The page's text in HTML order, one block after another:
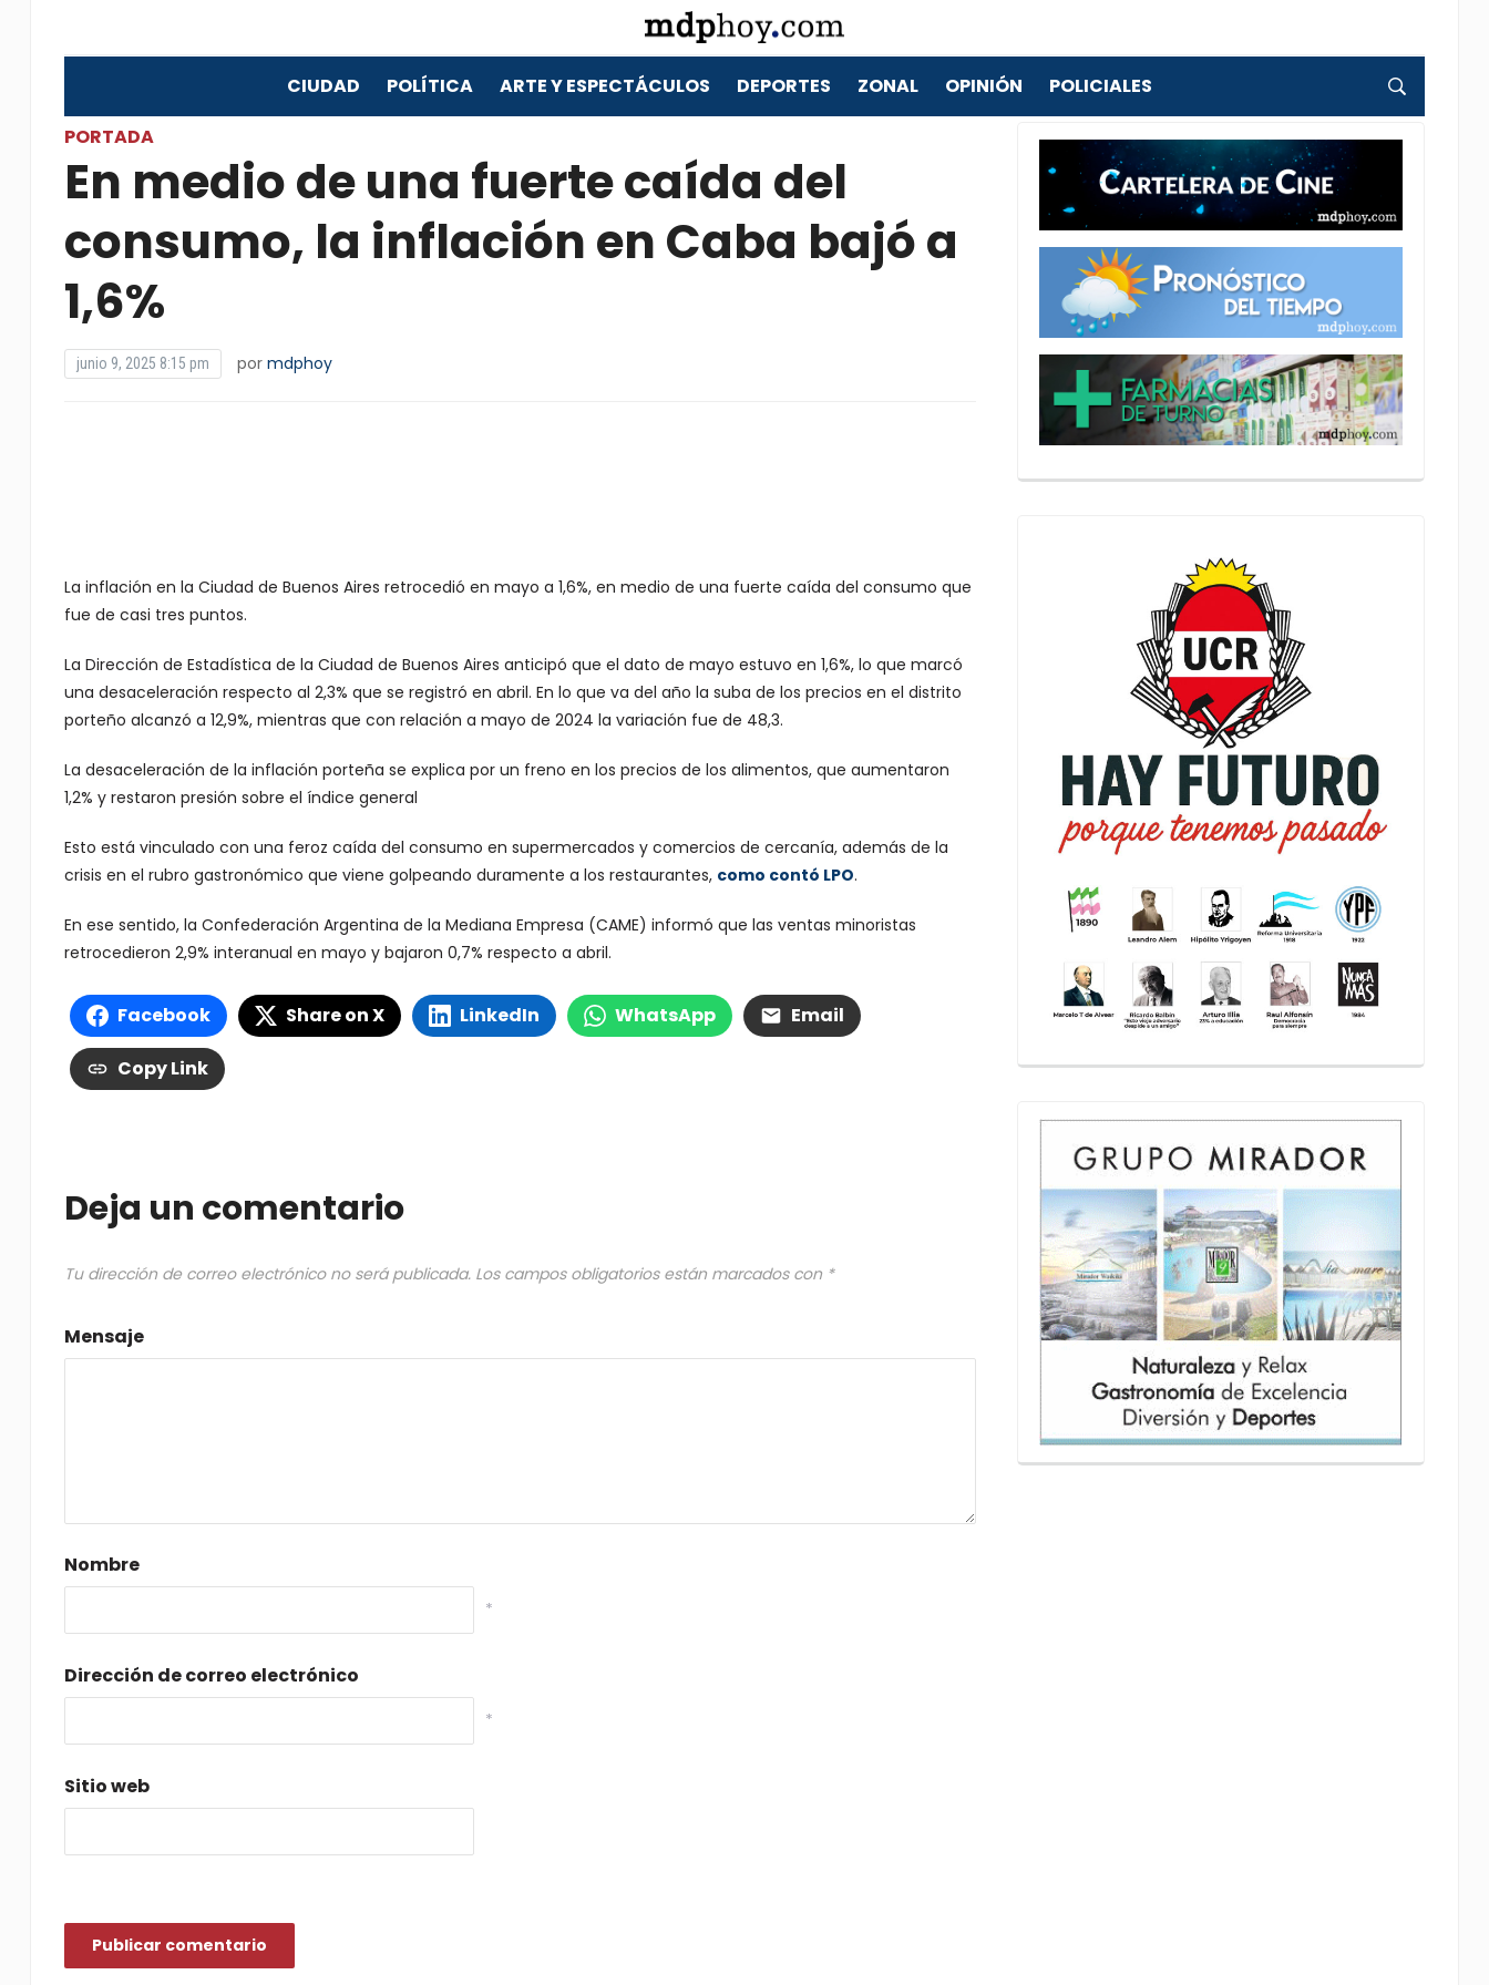
CIUDAD POLÍTICA ARTE Y ESPECTÁCULOS DEPORTES ZONAL OPINIÓN
POLICIALES
PORTADA
En medio de una fuerte caída del
consumo, la inflación en Caba bajó a
1,6%
junio 9, 2025 8:15 pm por mdphoy
La inflación en la Ciudad de Buenos Aires retrocedió en mayo a 1,6%, en medio de una fuerte caída del consumo que
fue de casi tres puntos.
La Dirección de Estadística de la Ciudad de Buenos Aires anticipó que el dato de mayo estuvo en 1,6%, lo que marcó
una desaceleración respecto al 2,3% que se registró en abril. En lo que va del año la suba de los precios en el distrito
porteño alcanzó a 12,9%, mientras que con relación a mayo de 2024 la variación fue de 48,3.
La desaceleración de la inflación porteña se explica por un freno en los precios de los alimentos, que aumentaron
1,2% y restaron presión sobre el índice general
Esto está vinculado con una feroz caída del consumo en supermercados y comercios de cercanía, además de la
crisis en el rubro gastronómico que viene golpeando duramente a los restaurantes, como contó LPO.
En ese sentido, la Confederación Argentina de la Mediana Empresa (CAME) informó que las ventas minoristas
retrocedieron 2,9% interanual en mayo y bajaron 0,7% respecto a abril.
Facebook Share on X LinkedIn WhatsApp Email
Copy Link
Deja un comentario
Tu dirección de correo electrónico no será publicada. Los campos obligatorios están marcados con *
Mensaje
Nombre
*
Dirección de correo electrónico
*
Sitio web